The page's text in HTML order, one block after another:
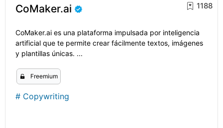
CoMaker.ai 1188
CoMaker.ai es una plataforma impulsada por inteligencia
artificial que te permite crear fácilmente textos, imágenes
y plantillas únicas. ...
Freemium
# Copywriting